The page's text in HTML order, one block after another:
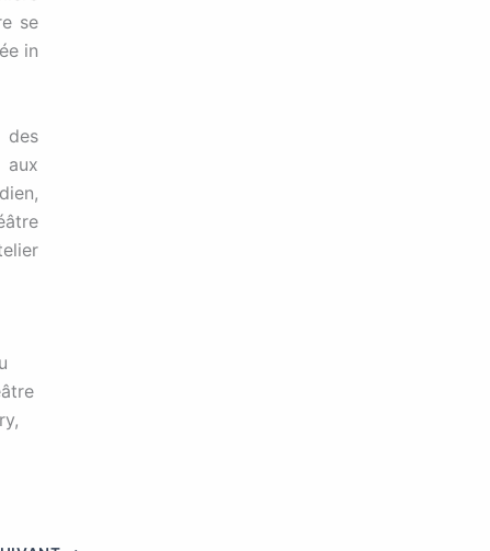
se
in
des
aux